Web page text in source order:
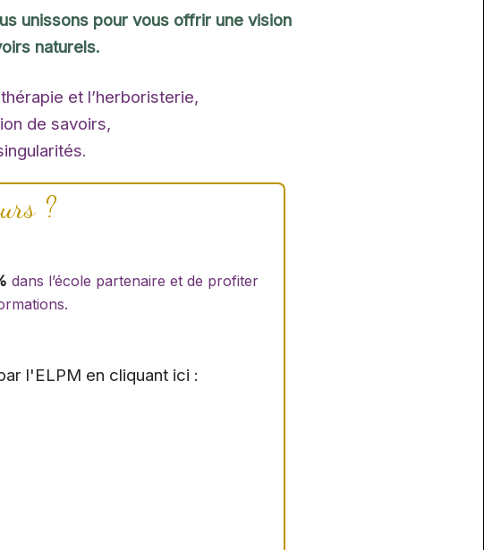
unissons pour vous offrir une vision
naturels.
et l’herboristerie,
de savoirs,
?
dans l’école partenaire et de profiter
l'ELPM en cliquant ici :